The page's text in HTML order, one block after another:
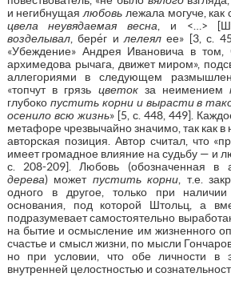
и негибнущаялюбовь лежала могуче, как
цвела неувядаемая весна , и <…>
возделывал, бере́г и лелеялее» [3, с.
«Убеждение» Андрея Ивановича в том,
архимедова рычага, движет миром»,
аллегориями в следующем
«топчут в грязь цветокза неимением
глубоко пустить корни и вырасти в
осенило всю жизнь» [5, с. 448, 449].
метафоре чрезвычайно значимо, так как в
авторская позиция. Автор считал, что
имеет громадное влияние на судьбу — и
с. 208-209]. Любовь (обозначенная в
дерева) может пустить корни , т.е.
одного в другое, только при
основания, под которой Штольц, а
подразумевает самостоятельно
на бытие и осмысление им жизненного
счастье и смысл жизни, по мысли
но при условии, что обе личности в
внутренней целостностью и